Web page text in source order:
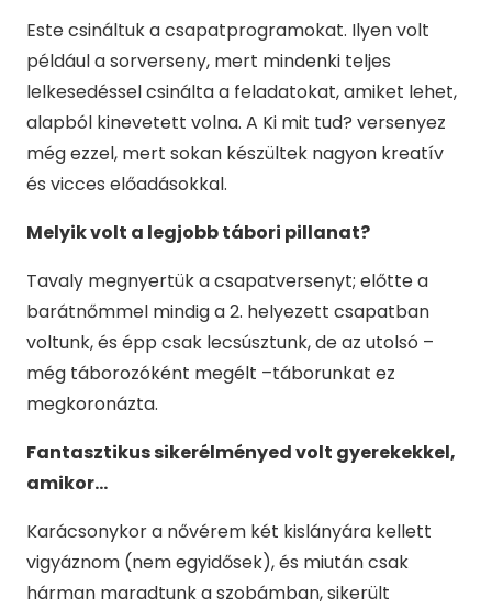
Este csináltuk a csapatprogramokat. Ilyen volt
például a sorverseny, mert mindenki teljes
lelkesedéssel csinálta a feladatokat, amiket lehet,
alapból kinevetett volna. A Ki mit tud? versenyez
még ezzel, mert sokan készültek nagyon kreatív
és vicces előadásokkal.
Melyik volt a legjobb tábori pillanat?
Tavaly megnyertük a csapatversenyt; előtte a
barátnőmmel mindig a 2. helyezett csapatban
voltunk, és épp csak lecsúsztunk, de az utolsó –
még táborozóként megélt –táborunkat ez
megkoronázta.
Fantasztikus sikerélményed volt gyerekekkel,
amikor…
Karácsonykor a nővérem két kislányára kellett
vigyáznom (nem egyidősek), és miután csak
hárman maradtunk a szobámban, sikerült